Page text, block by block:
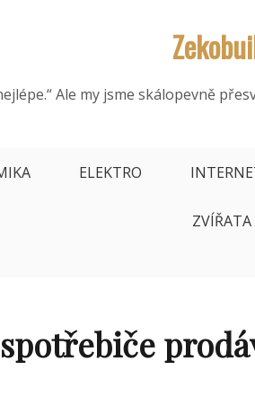
Ale my jsme skálopevně
ELEKTRO
ZVÍŘATA